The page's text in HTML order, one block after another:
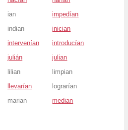
ian
impedían
indian
inician
intervenían
introducían
julián
julian
lilian
limpian
llevarían
lograrían
marian median